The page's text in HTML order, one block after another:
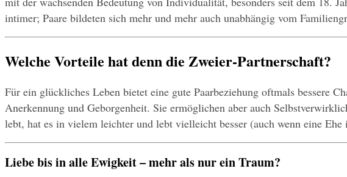
intimer; Paare bildeten sich mehr und mehr auch unabhängig vom
Welche Vorteile hat denn die Zweier-Partnerschaft?
Für ein glückliches Leben bietet eine gute Paarbeziehung oftmals bessere
Anerkennung und Geborgenheit. Sie ermöglichen aber auch
lebt, hat es in vielem leichter und lebt vielleicht besser (auch wenn eine
Liebe bis in alle Ewigkeit – mehr als nur ein Traum?